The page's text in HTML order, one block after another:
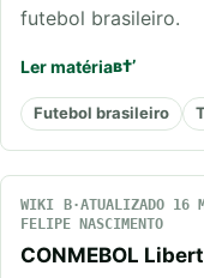
futebol brasileiro.
Ler matéria
Futebol brasileiro
WIKI ATUALIZADO 16
FELIPE NASCIMENTO
CONMEBOL